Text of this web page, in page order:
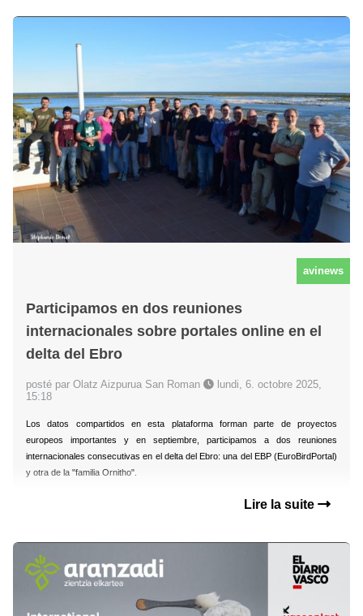
avinews
Participamos en dos reuniones
internacionales sobre portales online en el
delta del Ebro
posté par Olatz Aizpurua San Roman
lundi, 6. octobre 2025,
15:18
Los datos compartidos en esta plataforma forman parte de proyectos
europeos importantes y en septiembre, participamos a dos reuniones
internacionales consecutivas en el delta del Ebro: una del EBP (EuroBirdPortal)
y otra de la "familia Ornitho".
Lire la suite